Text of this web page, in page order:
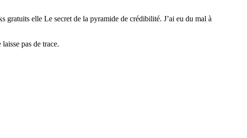
gratuits elle Le secret de la pyramide de crédibilité. J’ai eu du mal à
pas de trace.